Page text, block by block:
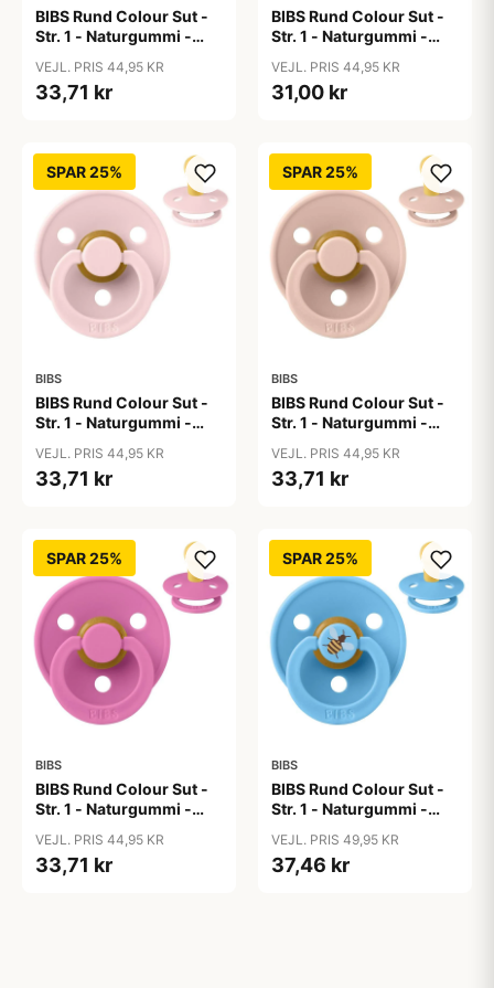
BIBS Rund Colour Sut -
Str. 1 - Naturgummi -
VEJL. PRIS 44,95 KR
33,71 kr
BIBS Rund Colour Sut -
Str. 1 - Naturgummi -
VEJL. PRIS 44,95 KR
31,00 kr
SPAR 25%
BIBS
BIBS Rund Colour Sut -
Str. 1 - Naturgummi -
VEJL. PRIS 44,95 KR
33,71 kr
SPAR 25%
BIBS
BIBS Rund Colour Sut -
Str. 1 - Naturgummi -
VEJL. PRIS 44,95 KR
33,71 kr
SPAR 25%
BIBS
BIBS Rund Colour Sut -
Str. 1 - Naturgummi -
VEJL. PRIS 44,95 KR
33,71 kr
SPAR 25%
BIBS
BIBS Rund Colour Sut -
Str. 1 - Naturgummi -
Breeze
VEJL. PRIS 49,95 KR
37,46 kr